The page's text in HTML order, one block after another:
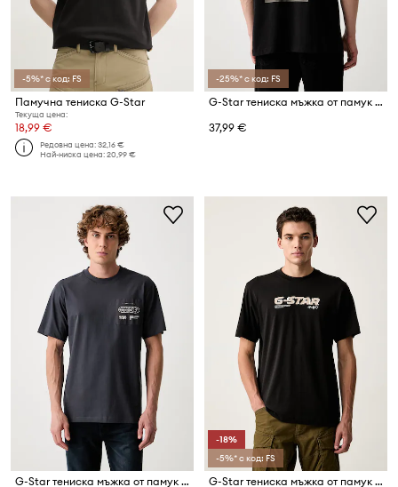
-5%* с код: FS
Памучна тениска G-Star
Текуща цена:
18,99 €
Редовна цена:32,16 €
Най-ниска цена:20,99 €
-25%* с код: FS
G-Star тениска мъжка от памук Back gr relaxed r t
37,99 €
G-Star тениска мъжка от памук Applique gr
-18%
-5%* с код: FS
G-Star тениска мъжка от памук Front prt logo r t